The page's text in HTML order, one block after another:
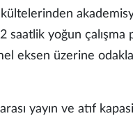
saatlik yoğun
eksen üzerine
yayın ve atıf